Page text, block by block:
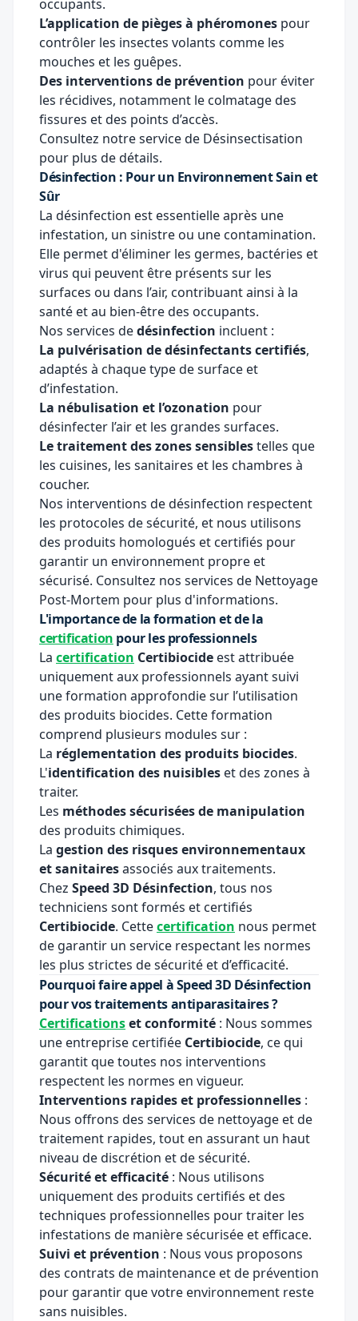
occupants.
L’application de pièges à phéromones pour
contrôler les insectes volants comme les
mouches et les guêpes.
Des interventions de prévention pour éviter
les récidives, notamment le colmatage des
fissures et des points d’accès.
Consultez notre service de Désinsectisation
pour plus de détails.
Désinfection : Pour un Environnement Sain et
Sûr
La désinfection est essentielle après une
infestation, un sinistre ou une contamination.
Elle permet d'éliminer les germes, bactéries et
virus qui peuvent être présents sur les
surfaces ou dans l’air, contribuant ainsi à la
santé et au bien-être des occupants.
Nos services dedésinfection incluent :
La pulvérisation de désinfectants certifiés,
adaptés à chaque type de surface et
d’infestation.
La nébulisation et l’ozonation pour
désinfecter l’air et les grandes surfaces.
Le traitement des zones sensiblestelles que
les cuisines, les sanitaires et les chambres à
coucher.
Nos interventions de désinfection respectent
les protocoles de sécurité, et nous utilisons
des produits homologués et certifiés pour
garantir un environnement propre et
sécurisé. Consultez nos services de Nettoyage
Post-Mortem pour plus d'informations.
L'importance de la formation et de la
certification pour les professionnels
La certification Certibiocide est attribuée
uniquement aux professionnels ayant suivi
une formation approfondie sur l’utilisation
des produits biocides. Cette formation
comprend plusieurs modules sur :
La réglementation des produits biocides.
L'identification des nuisibles et des zones à
traiter.
Les méthodes sécurisées de manipulation
des produits chimiques.
La gestion des risques environnementaux
et sanitairesassociés aux traitements.
Chez Speed 3D Désinfection, tous nos
techniciens sont formés et certifiés
Certibiocide. Cettecertification nous permet
de garantir un service respectant les normes
les plus strictes de sécurité et d’efficacité.
Pourquoi faire appel à Speed 3D Désinfection
pour vos traitements antiparasitaires ?
Certificationset conformité : Nous sommes
une entreprise certifiée Certibiocide, ce qui
garantit que toutes nos interventions
respectent les normes en vigueur.
Interventions rapides et professionnelles :
Nous offrons des services de nettoyage et de
traitement rapides, tout en assurant un haut
niveau de discrétion et de sécurité.
Sécurité et efficacité : Nous utilisons
uniquement des produits certifiés et des
techniques professionnelles pour traiter les
infestations de manière sécurisée et efficace.
Suivi et prévention : Nous vous proposons
des contrats de maintenance et de prévention
pour garantir que votre environnement reste
sans nuisibles.